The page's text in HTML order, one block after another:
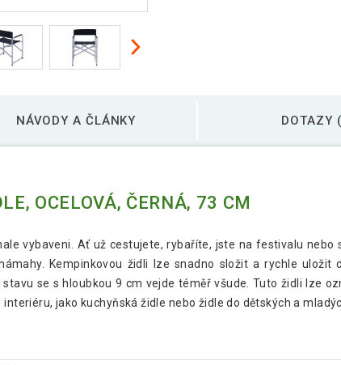
NÁVODY A ČLÁNKY DOTAZY
OCELOVÁ, ČERNÁ, 73 CM
vybaveni. Ať už cestujete, rybaříte, jste na festivalu
Kempinkovou židli lze snadno složit a rychle uložit
se s hloubkou 9 cm vejde téměř všude. Tuto židli lze
jako kuchyňská židle nebo židle do dětských a